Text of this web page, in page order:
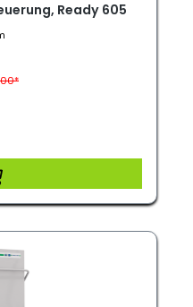
Ready 605